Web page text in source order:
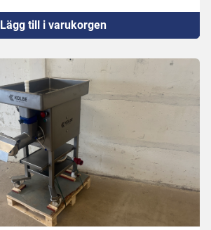
Lägg till i varukorgen